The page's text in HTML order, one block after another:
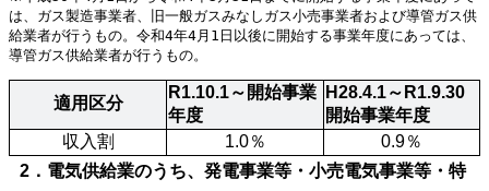
は、ガス製造事業者、旧一般ガスみなしガス小売事業者および導管ガス供
給業者が行うもの。令和4年4月1日以後に開始する事業年度にあっては、
導管ガス供給業者が行うもの。
適用区分
R1.10.1～開始事業
年度
H28.4.1～R1.9.30
開始事業年度
収入割
1.0％
0.9％
2．電気供給業のうち、発電事業等・小売電気事業等・特